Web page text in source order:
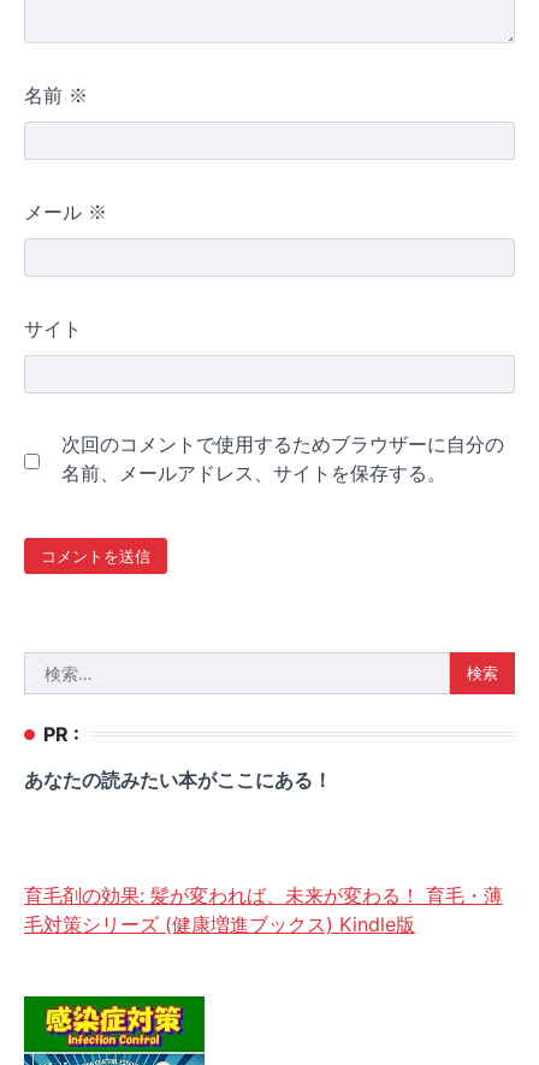
名前 ※
メール ※
サイト
次回のコメントで使用するためブラウザーに自分の
名前、メールアドレス、サイトを保存する。
索:
PR :
あなたの読みたい本がここにある！
育毛剤の効果: 髪が変われば、未来が変わる！ 育毛・薄
毛対策シリーズ (健康増進ブックス) Kindle版